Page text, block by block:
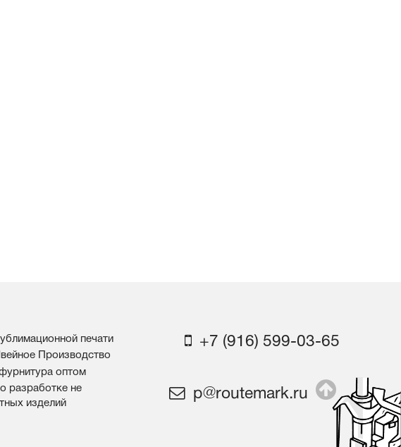
печати
Производство
оптом
разработке не
изделий
+7 (916) 599-03-65
p@routemark.ru